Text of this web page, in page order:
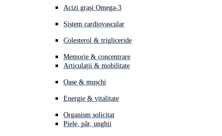
Acizi grași Omega-3
Sistem cardiovascular
Colesterol & trigliceride
Memorie & concentrare
Articulații & mobilitate
Oase & mușchi
Energie & vitalitate
Organism solicitat
Piele, păr, unghii